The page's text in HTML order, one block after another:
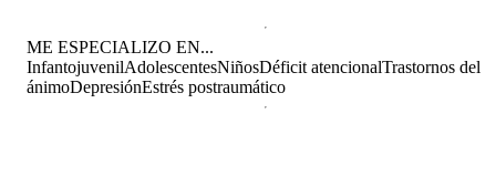
ME ESPECIALIZO EN...
InfantojuvenilAdolescentesNiñosDéficit atencionalTrastornos del
ánimoDepresiónEstrés postraumático